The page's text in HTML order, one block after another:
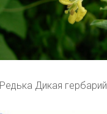
Редька Дикая гербарий